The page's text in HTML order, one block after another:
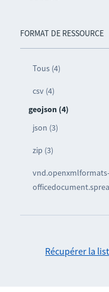
FORMAT DE RESSOURCE
Tous (4)
csv (4)
geojson (4)
json (3)
zip (3)
vnd.openxmlformats-
Récupérer la